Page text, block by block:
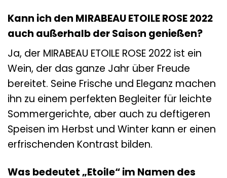
Kann ich den MIRABEAU ETOILE ROSE 2022
auch außerhalb der Saison genießen?
Ja, der MIRABEAU ETOILE ROSE 2022 ist ein
Wein, der das ganze Jahr über Freude
bereitet. Seine Frische und Eleganz machen
ihn zu einem perfekten Begleiter für leichte
Sommergerichte, aber auch zu deftigeren
Speisen im Herbst und Winter kann er einen
erfrischenden Kontrast bilden.
Was bedeutet „Etoile“ im Namen des